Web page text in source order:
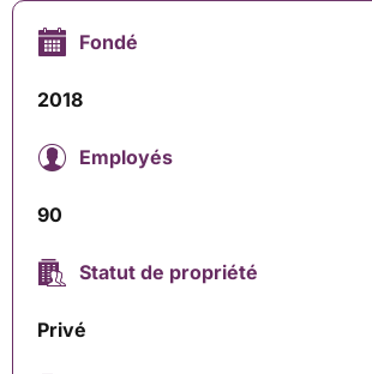
Fondé
2018
Employés
90
Statut de propriété
Privé